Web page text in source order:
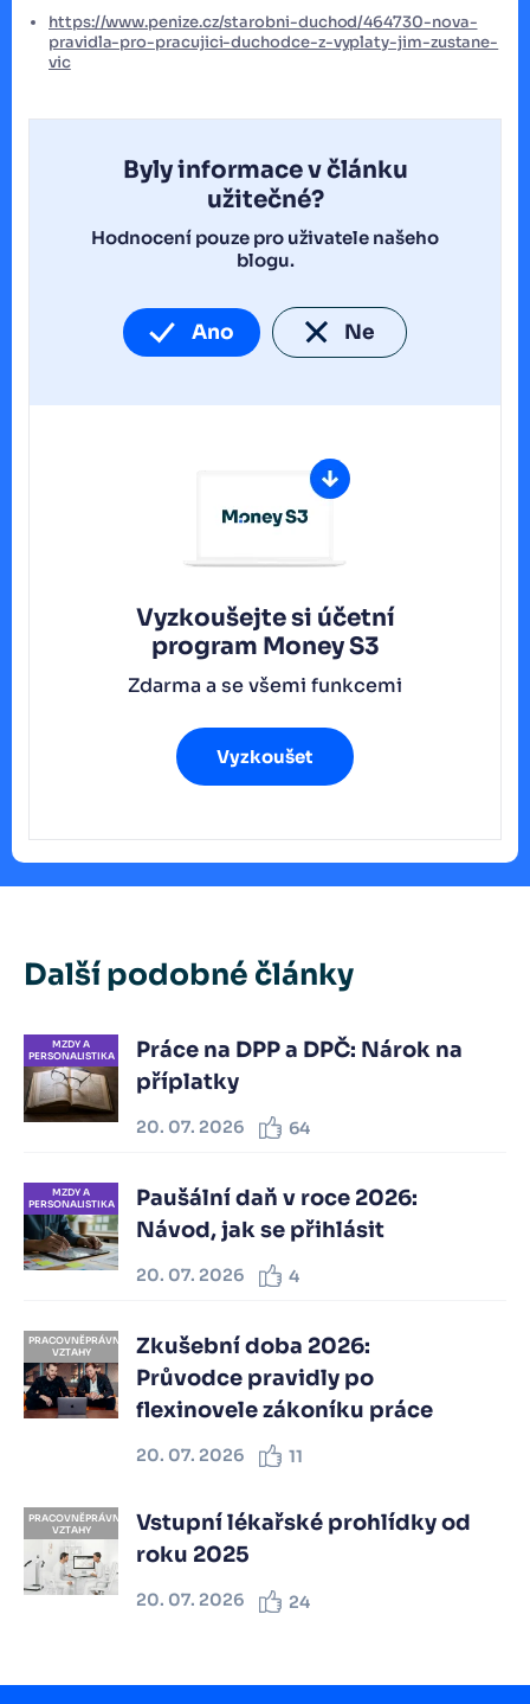
https://www.penize.cz/starobni-duchod/464730-nova-
pravidla-pro-pracujici-duchodce-z-vyplaty-jim-zustane-
vic
Byly informace v článku
užitečné?
Hodnocení pouze pro uživatele našeho
blogu.
Ano Ne
Vyzkoušejte si účetní
program Money S3
Zdarma a se všemi funkcemi
Vyzkoušet
Další podobné články
MZDY A
PERSONALISTIKA
Práce na DPP a DPČ: Nárok na
příplatky
20. 07. 2026 64
MZDY A
PERSONALISTIKA
Paušální daň v roce 2026:
Návod, jak se přihlásit
20. 07. 2026 4
PRACOVNĚPRÁVNÍ
VZTAHY
Zkušební doba 2026:
Průvodce pravidly po
flexinovele zákoníku práce
20. 07. 2026 11
PRACOVNĚPRÁVNÍ
VZTAHY
Vstupní lékařské prohlídky od
roku 2025
20. 07. 2026 24